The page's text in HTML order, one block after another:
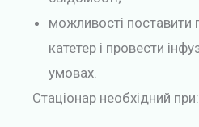
можливості поставити
катетер і провести
умовах.
Стаціонар необхідний при: